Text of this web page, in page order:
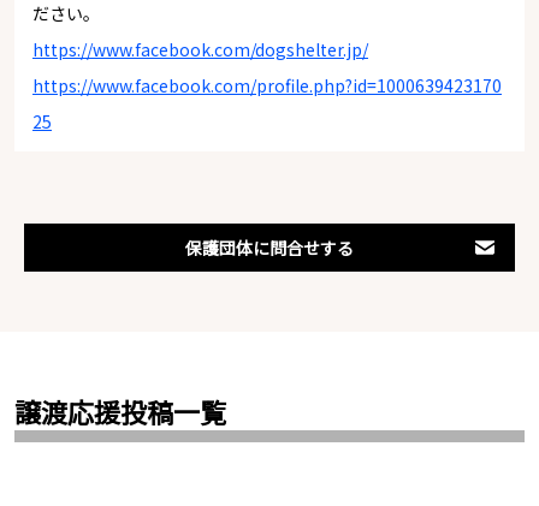
ださい。
https://www.facebook.com/dogshelter.jp/
https://www.facebook.com/profile.php?id=1000639423170
25
保護団体に問合せする
譲渡応援投稿一覧